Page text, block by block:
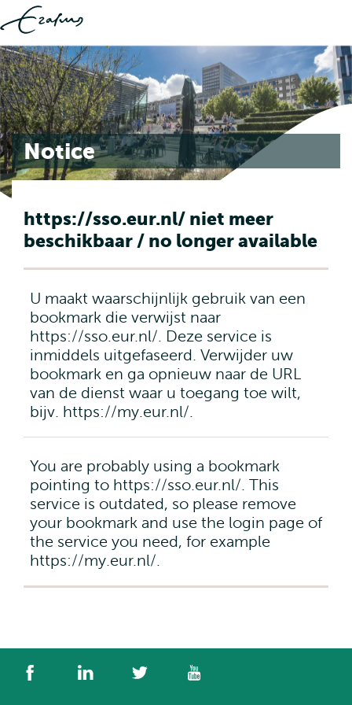
Notice
https://sso.eur.nl/ niet meer
beschikbaar / no longer available
U maakt waarschijnlijk gebruik van een
bookmark die verwijst naar
https://sso.eur.nl/. Deze service is
inmiddels uitgefaseerd. Verwijder uw
bookmark en ga opnieuw naar de URL
van de dienst waar u toegang toe wilt,
bijv. https://my.eur.nl/.
You are probably using a bookmark
pointing to https://sso.eur.nl/. This
service is outdated, so please remove
your bookmark and use the login page of
the service you need, for example
https://my.eur.nl/.
Social
media
Facebook LinkedIn Twitter